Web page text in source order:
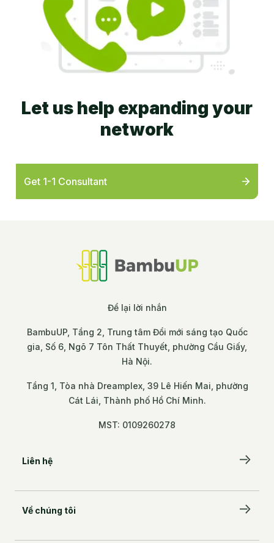
Let us help expanding your
network
Get 1-1 Consultant
Để lại lời nhắn
BambuUP, Tầng 2, Trung tâm Đổi mới sáng tạo Quốc
gia, Số 6, Ngõ 7 Tôn Thất Thuyết, phường Cầu Giấy,
Hà Nội.
Tầng 1, Tòa nhà Dreamplex, 39 Lê Hiến Mai, phường
Cát Lái, Thành phố Hồ Chí Minh.
MST: 0109260278
Liên hệ
BambuUP, Tầng 2, Trung tâm Đổi mới sáng tạo
Cầu Giấy, Hà Nội.
Về chúng tôi